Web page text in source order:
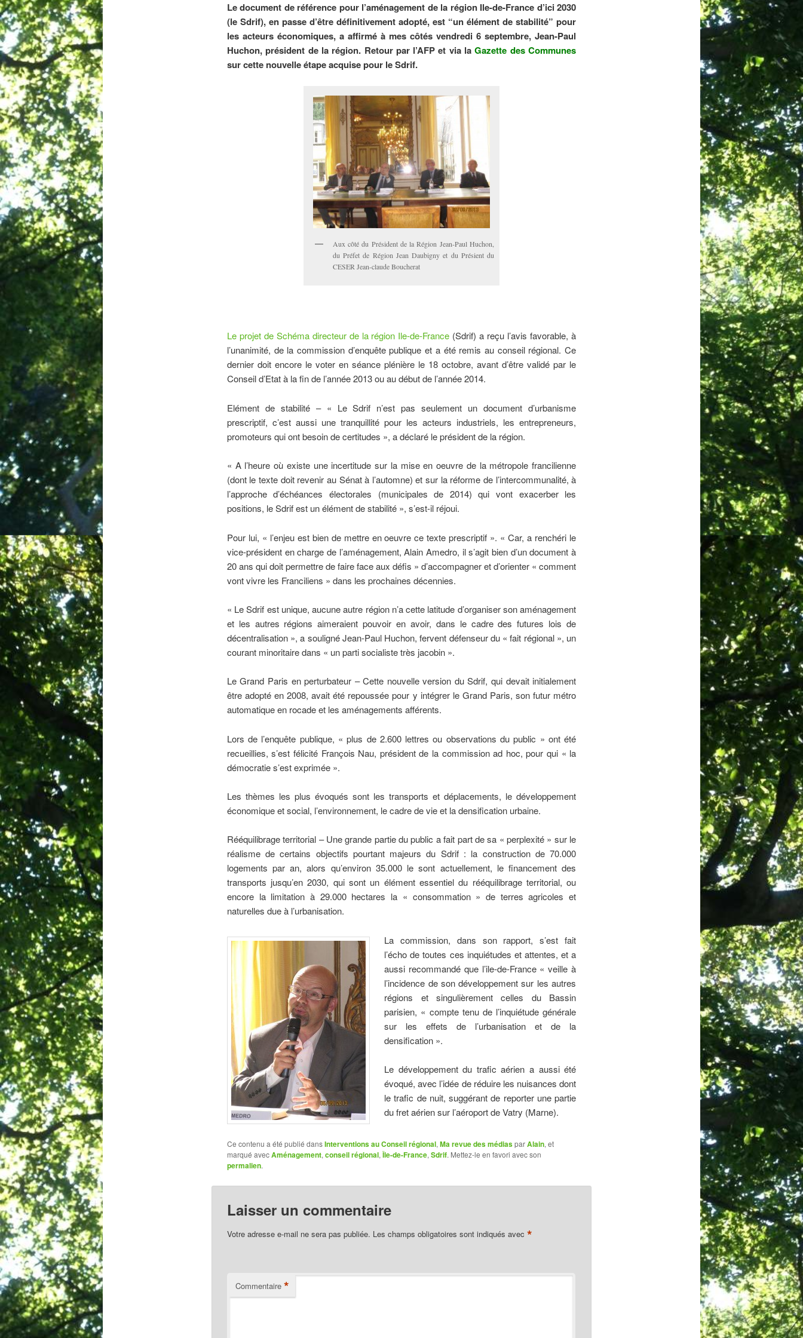
Le document de référence pour l’aménagement de la région Ile-de-France d’ici 2030
(le Sdrif), en passe d’être définitivement adopté, est “un élément de stabilité” pour
les acteurs économiques, a affirmé à mes côtés vendredi 6 septembre, Jean-Paul
Huchon, président de la région. Retour par l’AFP et via laGazette des Communes
sur cette nouvelle étape acquise pour le Sdrif.
Aux côté du Président de la Région Jean-Paul Huchon,
du Préfet de Région Jean Daubigny et du Présient du
CESER Jean-claude Boucherat
Le projet de Schéma directeur de la région Ile-de-France (Sdrif) a reçu l’avis favorable, à
l’unanimité, de la commission d’enquête publique et a été remis au conseil régional. Ce
dernier doit encore le voter en séance plénière le 18 octobre, avant d’être validé par le
Conseil d’Etat à la fin de l’année 2013 ou au début de l’année 2014.
Elément de stabilité – « Le Sdrif n’est pas seulement un document d’urbanisme
prescriptif, c’est aussi une tranquillité pour les acteurs industriels, les entrepreneurs,
promoteurs qui ont besoin de certitudes », a déclaré le président de la région.
« A l’heure où existe une incertitude sur la mise en oeuvre de la métropole francilienne
(dont le texte doit revenir au Sénat à l’automne) et sur la réforme de l’intercommunalité, à
l’approche d’échéances électorales (municipales de 2014) qui vont exacerber les
positions, le Sdrif est un élément de stabilité », s’est-il réjoui.
Pour lui, « l’enjeu est bien de mettre en oeuvre ce texte prescriptif ». « Car, a renchéri le
vice-président en charge de l’aménagement, Alain Amedro, il s’agit bien d’un document à
20 ans qui doit permettre de faire face aux défis » d’accompagner et d’orienter « comment
vont vivre les Franciliens » dans les prochaines décennies.
« Le Sdrif est unique, aucune autre région n’a cette latitude d’organiser son aménagement
et les autres régions aimeraient pouvoir en avoir, dans le cadre des futures lois de
décentralisation », a souligné Jean-Paul Huchon, fervent défenseur du « fait régional », un
courant minoritaire dans « un parti socialiste très jacobin ».
Le Grand Paris en perturbateur – Cette nouvelle version du Sdrif, qui devait initialement
être adopté en 2008, avait été repoussée pour y intégrer le Grand Paris, son futur métro
automatique en rocade et les aménagements afférents.
Lors de l’enquête publique, « plus de 2.600 lettres ou observations du public » ont été
recueillies, s’est félicité François Nau, président de la commission ad hoc, pour qui « la
démocratie s’est exprimée ».
Les thèmes les plus évoqués sont les transports et déplacements, le développement
économique et social, l’environnement, le cadre de vie et la densification urbaine.
Rééquilibrage territorial – Une grande partie du public a fait part de sa « perplexité » sur le
réalisme de certains objectifs pourtant majeurs du Sdrif : la construction de 70.000
logements par an, alors qu’environ 35.000 le sont actuellement, le financement des
transports jusqu’en 2030, qui sont un élément essentiel du rééquilibrage territorial, ou
encore la limitation à 29.000 hectares la « consommation » de terres agricoles et
naturelles due à l’urbanisation.
La commission, dans son rapport, s’est fait
l’écho de toutes ces inquiétudes et attentes, et a
aussi recommandé que l’ile-de-France « veille à
l’incidence de son développement sur les autres
régions et singulièrement celles du Bassin
parisien, « compte tenu de l’inquiétude générale
sur les effets de l’urbanisation et de la
densification ».
Le développement du trafic aérien a aussi été
évoqué, avec l’idée de réduire les nuisances dont
le trafic de nuit, suggérant de reporter une partie
du fret aérien sur l’aéroport de Vatry (Marne).
Ce contenu a été publié dansInterventions au Conseil régional, Ma revue des médiasparAlain, et
marqué avecAménagement, conseil régional,Île-de-France, Sdrif. Mettez-le en favori avec son
permalien.
Laisser un commentaire
Votre adresse e-mail ne sera pas publiée. Les champs obligatoires sont indiqués avec *
Commentaire *